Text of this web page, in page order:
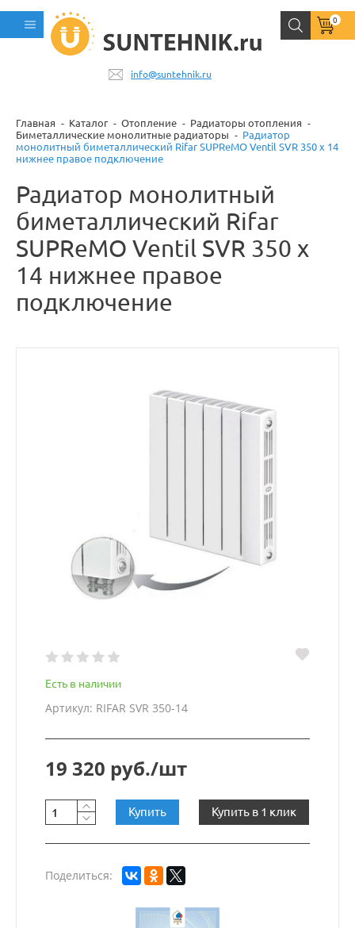
info@suntehnik.ru
0
Главная Каталог Отопление
Радиаторы отопления
Биметаллические монолитные радиаторы
Радиатор
монолитный биметаллический Rifar SUPReMO Ventil SVR 350 x 14
нижнее правое подключение
Радиатор монолитный
биметаллический Rifar
SUPReMO Ventil SVR 350 x
14 нижнее правое
подключение
Есть в наличии
Артикул: RIFAR SVR 350-14
19 320 руб./шт
Купить Купить в 1 клик
Поделиться: